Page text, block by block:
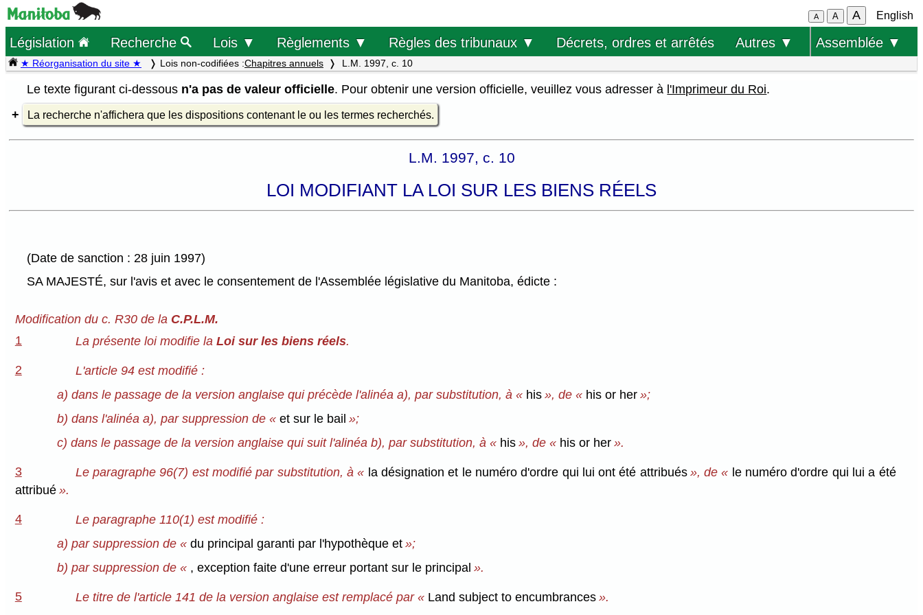
A A A English
Législation Recherche Lois ▼ Règlements ▼ Règles des tribunaux ▼ Décrets, ordres et arrêtés Autres ▼ Assemblée ▼
★ Réorganisation du site ★ Lois non-codifiées :Chapitres annuels L.M. 1997, c. 10
Le texte figurant ci-dessous n'a pas de valeur officielle. Pour obtenir une version officielle, veuillez vous adresser à l'Imprimeur du Roi.
La recherche n'affichera que les dispositions contenant le ou les termes recherchés.
L.M. 1997, c. 10
LOI MODIFIANT LA LOI SUR LES BIENS RÉELS
(Date de sanction : 28 juin 1997)
SA MAJESTÉ, sur l'avis et avec le consentement de l'Assemblée législative du Manitoba, édicte :
Modification du c. R30 de la C.P.L.M.
1
La présente loi modifie la Loi sur les biens réels.
2
L'article 94 est modifié :
a) dans le passage de la version anglaise qui précède l'alinéa a), par substitution, à « his », de « his or her »;
b) dans l'alinéa a), par suppression de «et sur le bail »;
c) dans le passage de la version anglaise qui suit l'alinéa b), par substitution, à « his », de « his or her ».
3 Le paragraphe 96(7) est modifié par substitution, à « la désignation et le numéro d'ordre qui lui ont été attribués», de « le numéro d'ordre qui lui a été
attribué».
4
Le paragraphe 110(1) est modifié :
a) par suppression de «du principal garanti par l'hypothèque et »;
b) par suppression de « , exception faite d'une erreur portant sur le principal ».
5 Le titre de l'article 141 de la version anglaise est remplacé par « Land subject to encumbrances».